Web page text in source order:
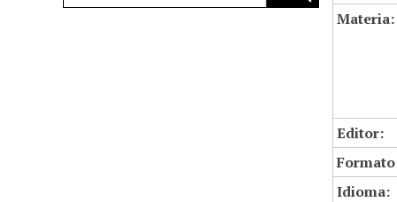
Materia:
Editor:
Idioma: